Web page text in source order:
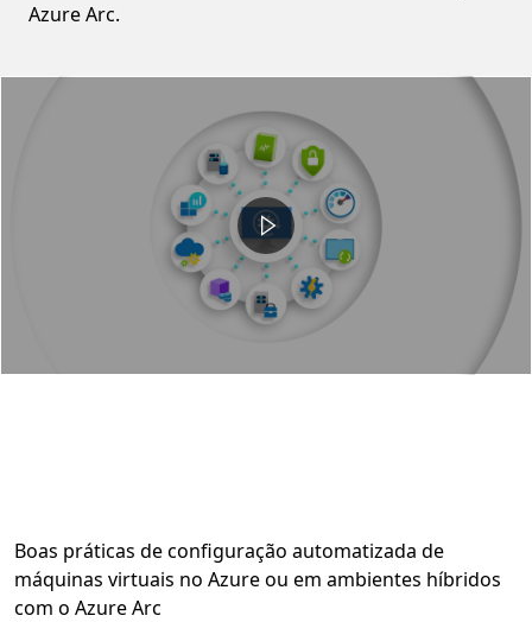
Azure Arc.
Boas práticas de configuração automatizada de
máquinas virtuais no Azure ou em ambientes híbridos
com o Azure Arc